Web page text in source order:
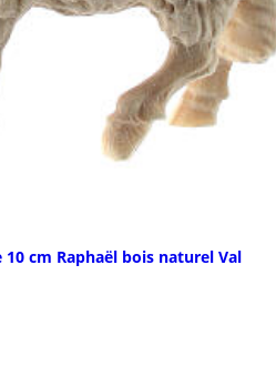
cm Raphaël bois naturel Val